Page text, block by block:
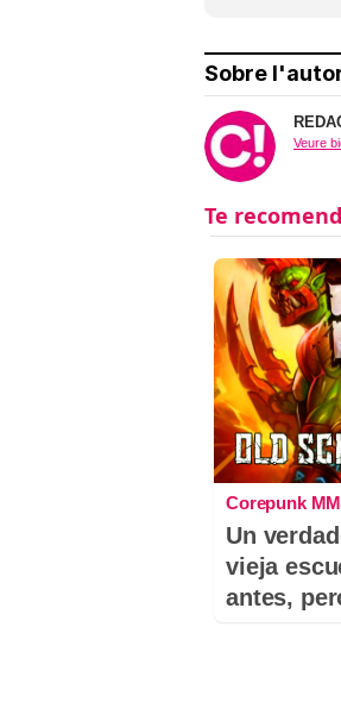
Sobre
Veure
Corepunk
Un
vieja
antes,